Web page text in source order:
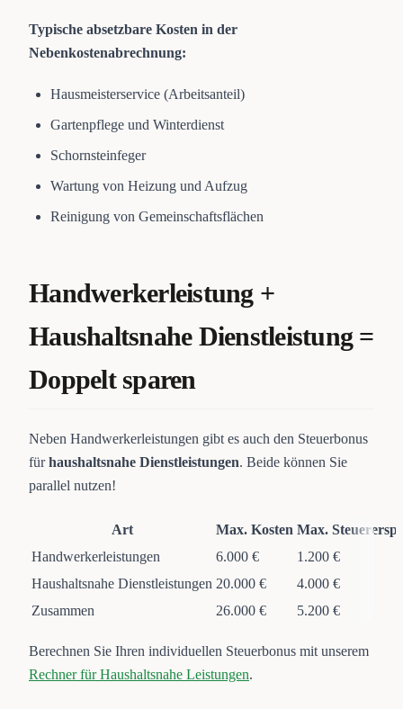
Typische absetzbare Kosten in der
Nebenkostenabrechnung:
Hausmeisterservice (Arbeitsanteil)
Gartenpflege und Winterdienst
Schornsteinfeger
Wartung von Heizung und Aufzug
Reinigung von Gemeinschaftsflächen
Handwerkerleistung +
Haushaltsnahe Dienstleistung =
Doppelt sparen
Neben Handwerkerleistungen gibt es auch den Steuerbonus
fürhaushaltsnahe Dienstleistungen. Beide können Sie
parallel nutzen!
Art Max. Kosten Max.
Handwerkerleistungen
6.000 €
1.200 €
Haushaltsnahe Dienstleistungen 20.000 €
4.000 €
Zusammen
26.000 € 5.200 €
Berechnen Sie Ihren individuellen Steuerbonus mit unserem
Rechner für Haushaltsnahe Leistungen.